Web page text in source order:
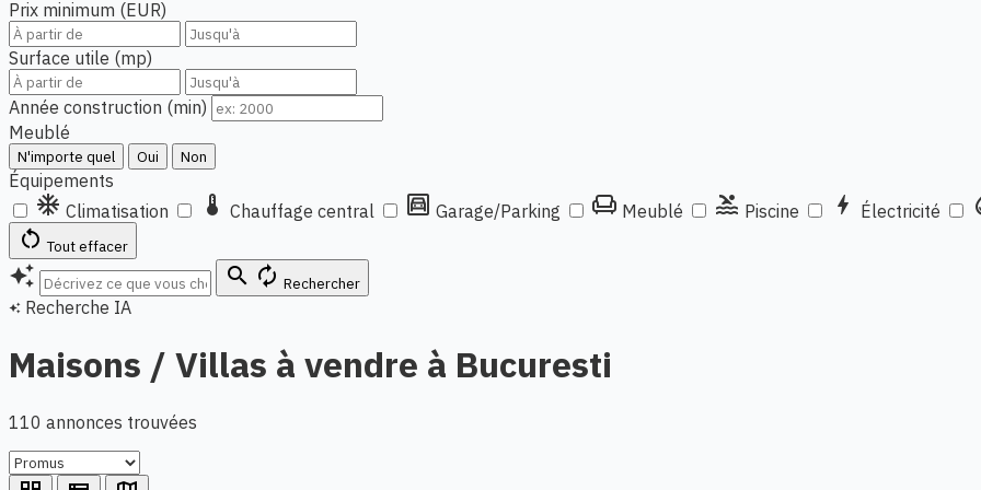
Prix minimum (EUR)
Surface utile (mp)
Année construction (min)
Meublé
N'importe quel Oui Non
Équipements
ac_unit Climatisation thermostat Chauffage central garage Garage/Parking chair Meublé pool Piscine bolt Électricité
restart_alt Tout effacer
auto_awesome search autorenew Rechercher
auto_awesome Recherche IA
Maisons / Villas à vendre à Bucuresti
110 annonces trouvées